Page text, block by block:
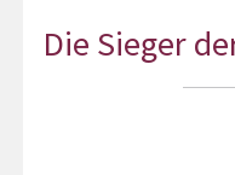
Die Sieger